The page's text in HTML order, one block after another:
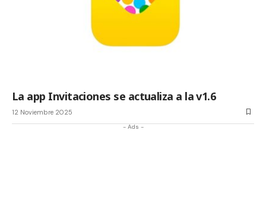
La app Invitaciones se actualiza a la v1.6
12 Noviembre 2025
- Ads -